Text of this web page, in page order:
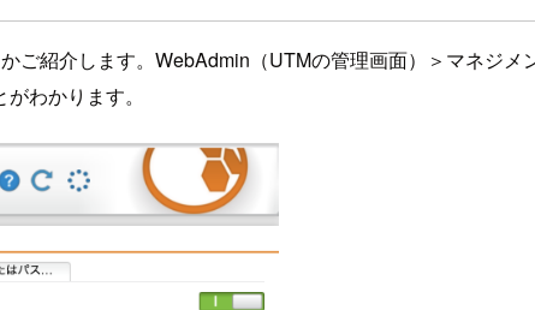
紹介します。WebAdmin（UTMの管理画面）＞マネジメ
わかります。